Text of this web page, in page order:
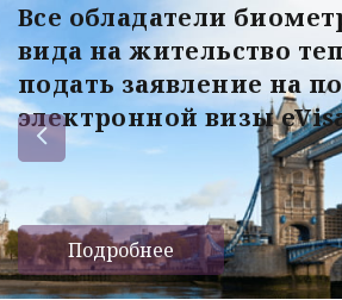
Все обладатели
вида на жительство
подать заявление на
электронной визы
Подробнее